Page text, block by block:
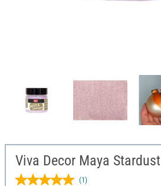
Viva Decor Maya Stardust
(1)